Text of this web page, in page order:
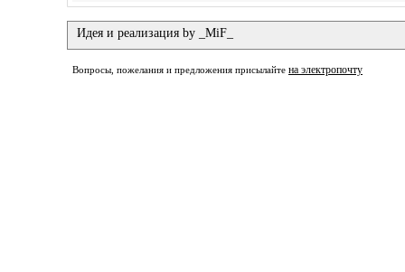
Идея и реализация by _MiF_
Вопросы, пожелания и предложения присылайте на электропочту